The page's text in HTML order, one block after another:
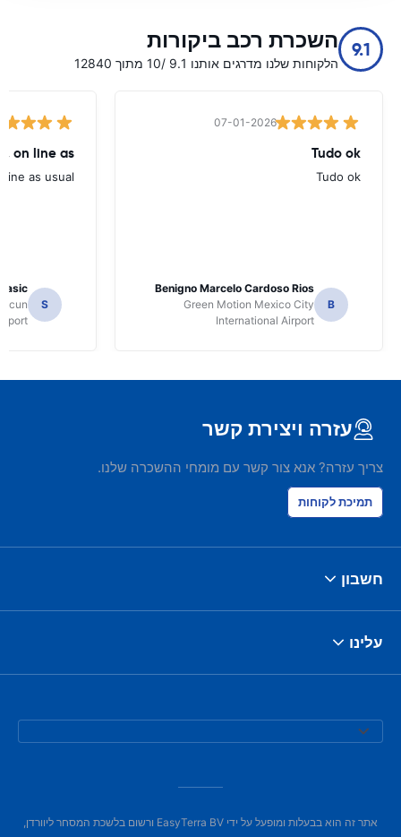
9.1 השכרת רכב ביקורות
הלקוחות שלנו מדרגים אותנו 9.1 /10 מתוך 12840
07-01-2026
Tudo ok
Tudo ok
B
Benigno Marcelo Cardoso Rios
Green Motion Mexico City
International Airport
, on line as
as usual.
S
עזרה ויצירת קשר
צריך עזרה? אנא צור קשר עם מומחי ההשכרה שלנו.
תמיכת לקוחות
חשבון
עלינו
אתר זה הוא בבעלות ומופעל על ידי EasyTerra BV ורשום בלשכת המסחר ליוורדן,